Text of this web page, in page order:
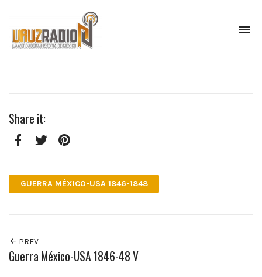
narrada
Mendoza.
Escúchanos
a
las
10:00
Share it:
GUERRA MÉXICO-USA 1846-1848
PREV
Guerra México-USA 1846-48 V